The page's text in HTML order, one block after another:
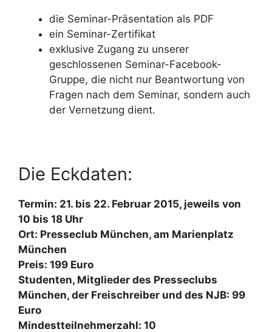
die Seminar-Präsentation als PDF
ein Seminar-Zertifikat
exklusive Zugang zu unserer
geschlossenen Seminar-Facebook-
Gruppe, die nicht nur Beantwortung von
Fragen nach dem Seminar, sondern auch
der Vernetzung dient.
Die Eckdaten:
Termin: 21. bis 22. Februar 2015, jeweils von
10 bis 18 Uhr
Ort: Presseclub München, am Marienplatz
München
Preis: 199 Euro
Studenten, Mitglieder des Presseclubs
München, der Freischreiber und des NJB: 99
Euro
Mindestteilnehmerzahl: 10